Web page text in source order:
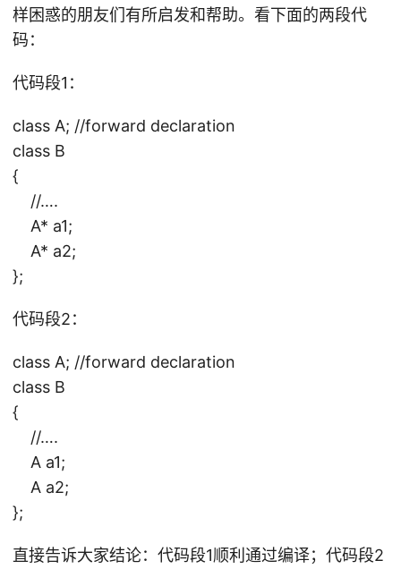
样困惑的朋友们有所启发和帮助。看下面的两段代
码：
代码段1：
class A; //forward declaration
class B
{
//….
A* a1;
A* a2;
};
代码段2：
class A; //forward declaration
class B
{
//….
A a1;
A a2;
};
直接告诉大家结论：代码段1顺利通过编译；代码段2